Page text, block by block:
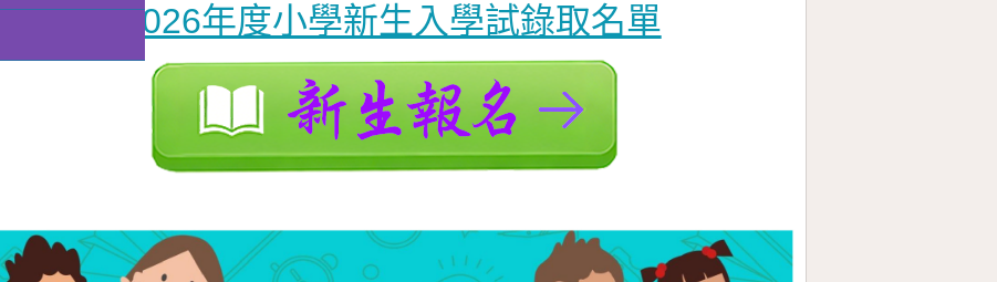
2026年度小學新生入學試錄取名單